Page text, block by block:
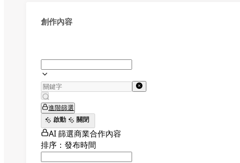
創作內容
進階篩選
啟動
關閉
AI 篩選商業合作內容
排序：發布時間